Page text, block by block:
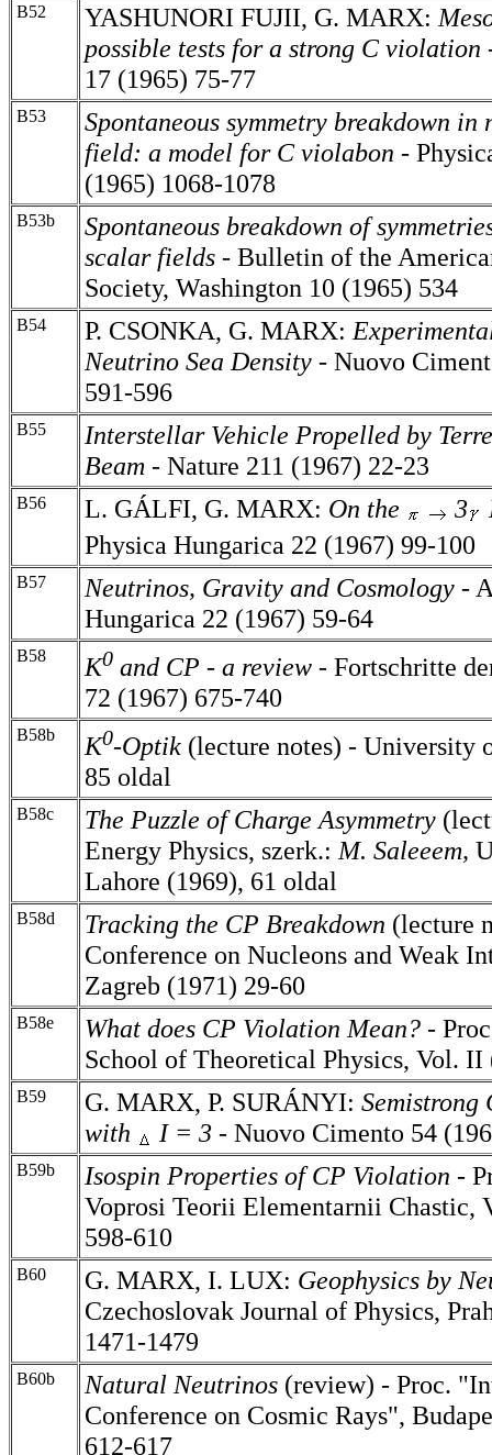
B52 YASHUNORI FUJII, G. MARX:
possible tests for a strong C violation
17 (1965) 75-77
B53
Spontaneous symmetry breakdown
field: a model for C violabon -
(1965) 1068-1078
B53b
Spontaneous breakdown of
scalar fields - Bulletin of the
Society, Washington 10 (1965) 534
B54 P. CSONKA, G. MARX:
Neutrino Sea Density - Nuovo
591-596
B55
Interstellar Vehicle Propelled by
Beam - Nature 211 (1967) 22-23
B56 L. GÁLFI, G. MARX: On the 3
Physica Hungarica 22 (1967) 99-100
B57 Neutrinos, Gravity and Cosmology -
Hungarica 22 (1967) 59-64
B58 K0 and CP - a review - Fortschritte
72 (1967) 675-740
B58b K0-Optik (lecture notes) - University
85 oldal
B58c The Puzzle of Charge Asymmetry
Energy Physics, szerk.: M. Saleeem,
Lahore (1969), 61 oldal
B58d Tracking the CP Breakdown (lecture
Conference on Nucleons and Weak
Zagreb (1971) 29-60
B58e What does CP Violation Mean? -
School of Theoretical Physics, Vol. II
B59 G. MARX, P. SURÁNYI: Semistrong
with
I = 3 - Nuovo Cimento 54
B59b Isospin Properties of CP Violation -
Voprosi Teorii Elementarnii Chastic,
598-610
B60 G. MARX, I. LUX: Geophysics by
Czechoslovak Journal of Physics,
1471-1479
B60b Natural Neutrinos (review) - Proc.
Conference on Cosmic Rays",
612-617